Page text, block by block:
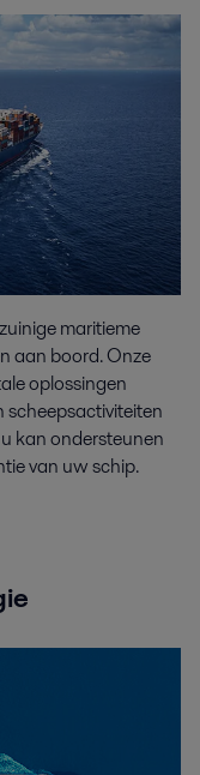
maritieme
aan boord. Onze
oplossingen
scheepsactiviteiten
kan ondersteunen
van uw schip.